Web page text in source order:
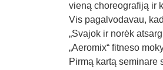
vieną choreografiją ir
Vis pagalvodavau,
„Svajok ir norėk
„Aeromix“ fitneso
Pirmą kartą seminare